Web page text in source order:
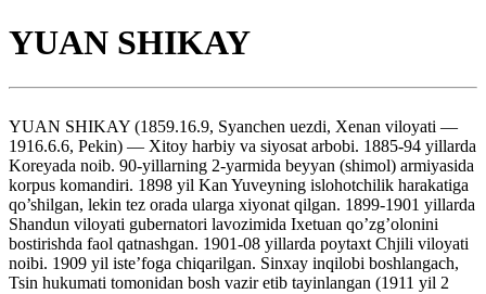
YUAN SHIKAY
YUAN SHIKAY (1859.16.9, Syanchen uezdi, Xenan viloyati —
1916.6.6, Pekin) — Xitoy harbiy va siyosat arbobi. 1885-94 yillarda
Koreyada noib. 90-yillarning 2-yarmida beyyan (shimol) armiyasida
korpus komandiri. 1898 yil Kan Yuveyning islohotchilik harakatiga
qo’shilgan, lekin tez orada ularga xiyonat qilgan. 1899-1901 yillarda
Shandun viloyati gubernatori lavozimida Ixetuan qo’zg’olonini
bostirishda faol qatnashgan. 1901-08 yillarda poytaxt Chjili viloyati
noibi. 1909 yil iste’foga chiqarilgan. Sinxay inqilobi boshlangach,
Tsin hukumati tomonidan bosh vazir etib tayinlangan (1911 yil 2